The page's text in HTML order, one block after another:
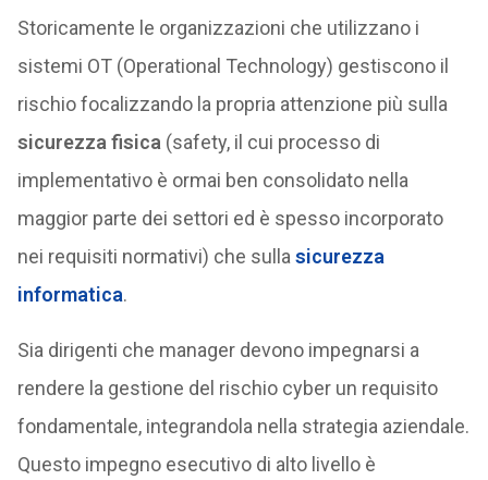
Storicamente le organizzazioni che utilizzano i
sistemi OT (Operational Technology) gestiscono il
rischio focalizzando la propria attenzione più sulla
sicurezza fisica (safety, il cui processo di
implementativo è ormai ben consolidato nella
maggior parte dei settori ed è spesso incorporato
nei requisiti normativi) che sulla sicurezza
informatica.
Sia dirigenti che manager devono impegnarsi a
rendere la gestione del rischio cyber un requisito
fondamentale, integrandola nella strategia aziendale.
Questo impegno esecutivo di alto livello è